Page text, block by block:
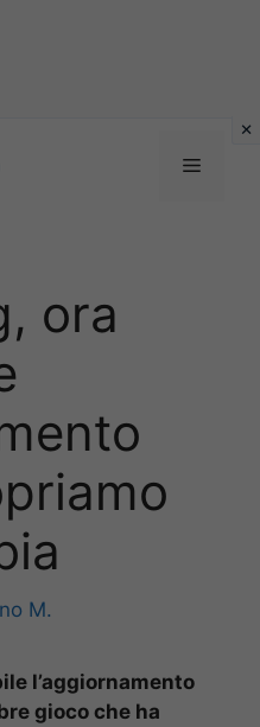
Menu
ora
M.
l’aggiornamento
gioco che ha